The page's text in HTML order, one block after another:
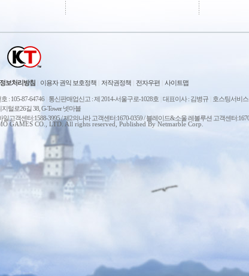
보처리방침 이용자 권익 보호정책 저작권정책 전자우편 사이트맵
: 105-87-64746 통신판매업신고 : 제 2014-서울구로-1028호 대표이사 : 김병규
호스팅서비
털로26길 38, G-Tower 넷마블
일고객센터:1588-3995 / 제2의나라 고객센터:1670-0359 / 블레이드&소울 레볼루션 고객센터
GAMES CO., LTD. All rights reserved, Published By Netmarble Corp.